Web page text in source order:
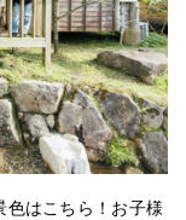
色はこちら！お子様